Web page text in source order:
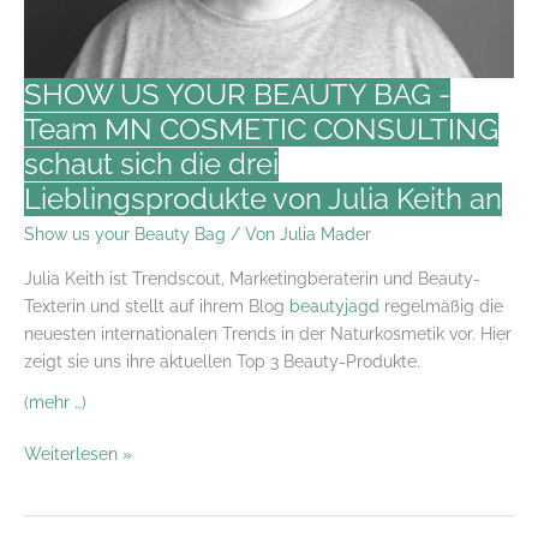
COSMETIC
CONSULTING
stellt
3
Fragen
an
Claudia
Oelrich
SHOW US YOUR BEAUTY BAG -
Team MN COSMETIC CONSULTING
schaut sich die drei
Lieblingsprodukte von Julia Keith an
Show us your Beauty Bag / Von Julia Mader
Julia Keith ist Trendscout, Marketingberaterin und Beauty-
Texterin und stellt auf ihrem Blog beautyjagd regelmäßig die
neuesten internationalen Trends in der Naturkosmetik vor. Hier
zeigt sie uns ihre aktuellen Top 3 Beauty-Produkte.
(mehr …)
SHOW
Weiterlesen »